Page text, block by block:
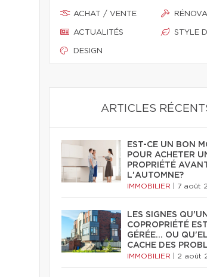
ACHAT / VENTE
ACTUALITÉS
DESIGN
STYLE
ARTICLES
EST-CE UN BON
POUR ACHETER
PROPRIÉTÉ
L'AUTOMNE?
IMMOBILIER 7 août
LES SIGNES
COPROPRIÉTÉ
GÉRÉE… OU
CACHE DES
IMMOBILIER 2 août